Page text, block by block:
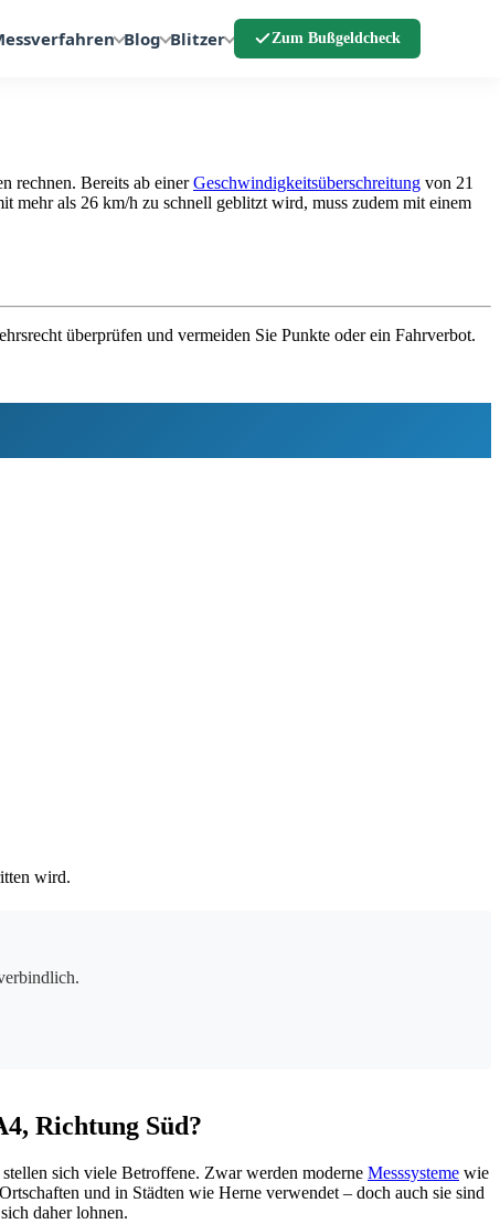
Blog Blitzer Zum Bußgeldcheck
rechnen. Bereits ab einerGeschwindigkeitsüberschreitung von 21
mehr als 26 km/h zu schnell geblitzt wird, muss zudem mit einem
überprüfen und vermeiden Sie Punkte oder ein Fahrverbot.
wird.
Richtung Süd?
sich viele Betroffene. Zwar werden moderne Messsysteme wie
und in Städten wie Herne verwendet – doch auch sie sind
daher lohnen.